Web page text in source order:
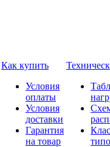
Как купить
Условия
оплаты
Условия
доставки
Гарантия
на товар